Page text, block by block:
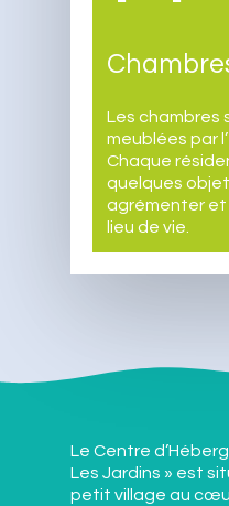
Les chambres
meublées par
Chaque
quelques
agrémenter et
lieu de vie.
Le Centre
Les Jardins » est
petit village au